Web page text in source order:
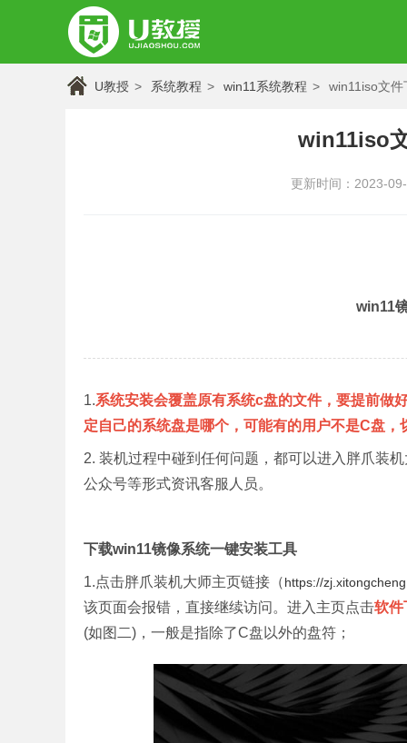
U教授 系统教程 win11系统教程 win11iso文
win11iso
更新时间：2023-
win11
1.系统安装会覆盖原有系统c盘的文件，要提前做
定自己的系统盘是哪个，可能有的用户不是C盘，
2. 装机过程中碰到任何问题，都可以进入胖爪装
公众号等形式资讯客服人员。
下载win11镜像系统一键安装工具
1.点击胖爪装机大师主页链接（https://
该页面会报错，直接继续访问。进入主页点击软件
(如图二)，一般是指除了C盘以外的盘符；